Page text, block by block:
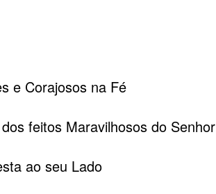
e Corajosos na Fé
feitos Maravilhosos do Senhor
ao seu Lado